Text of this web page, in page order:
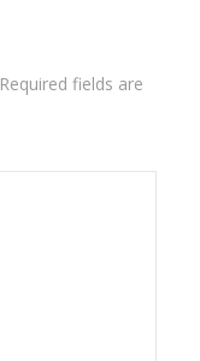
Required fields are